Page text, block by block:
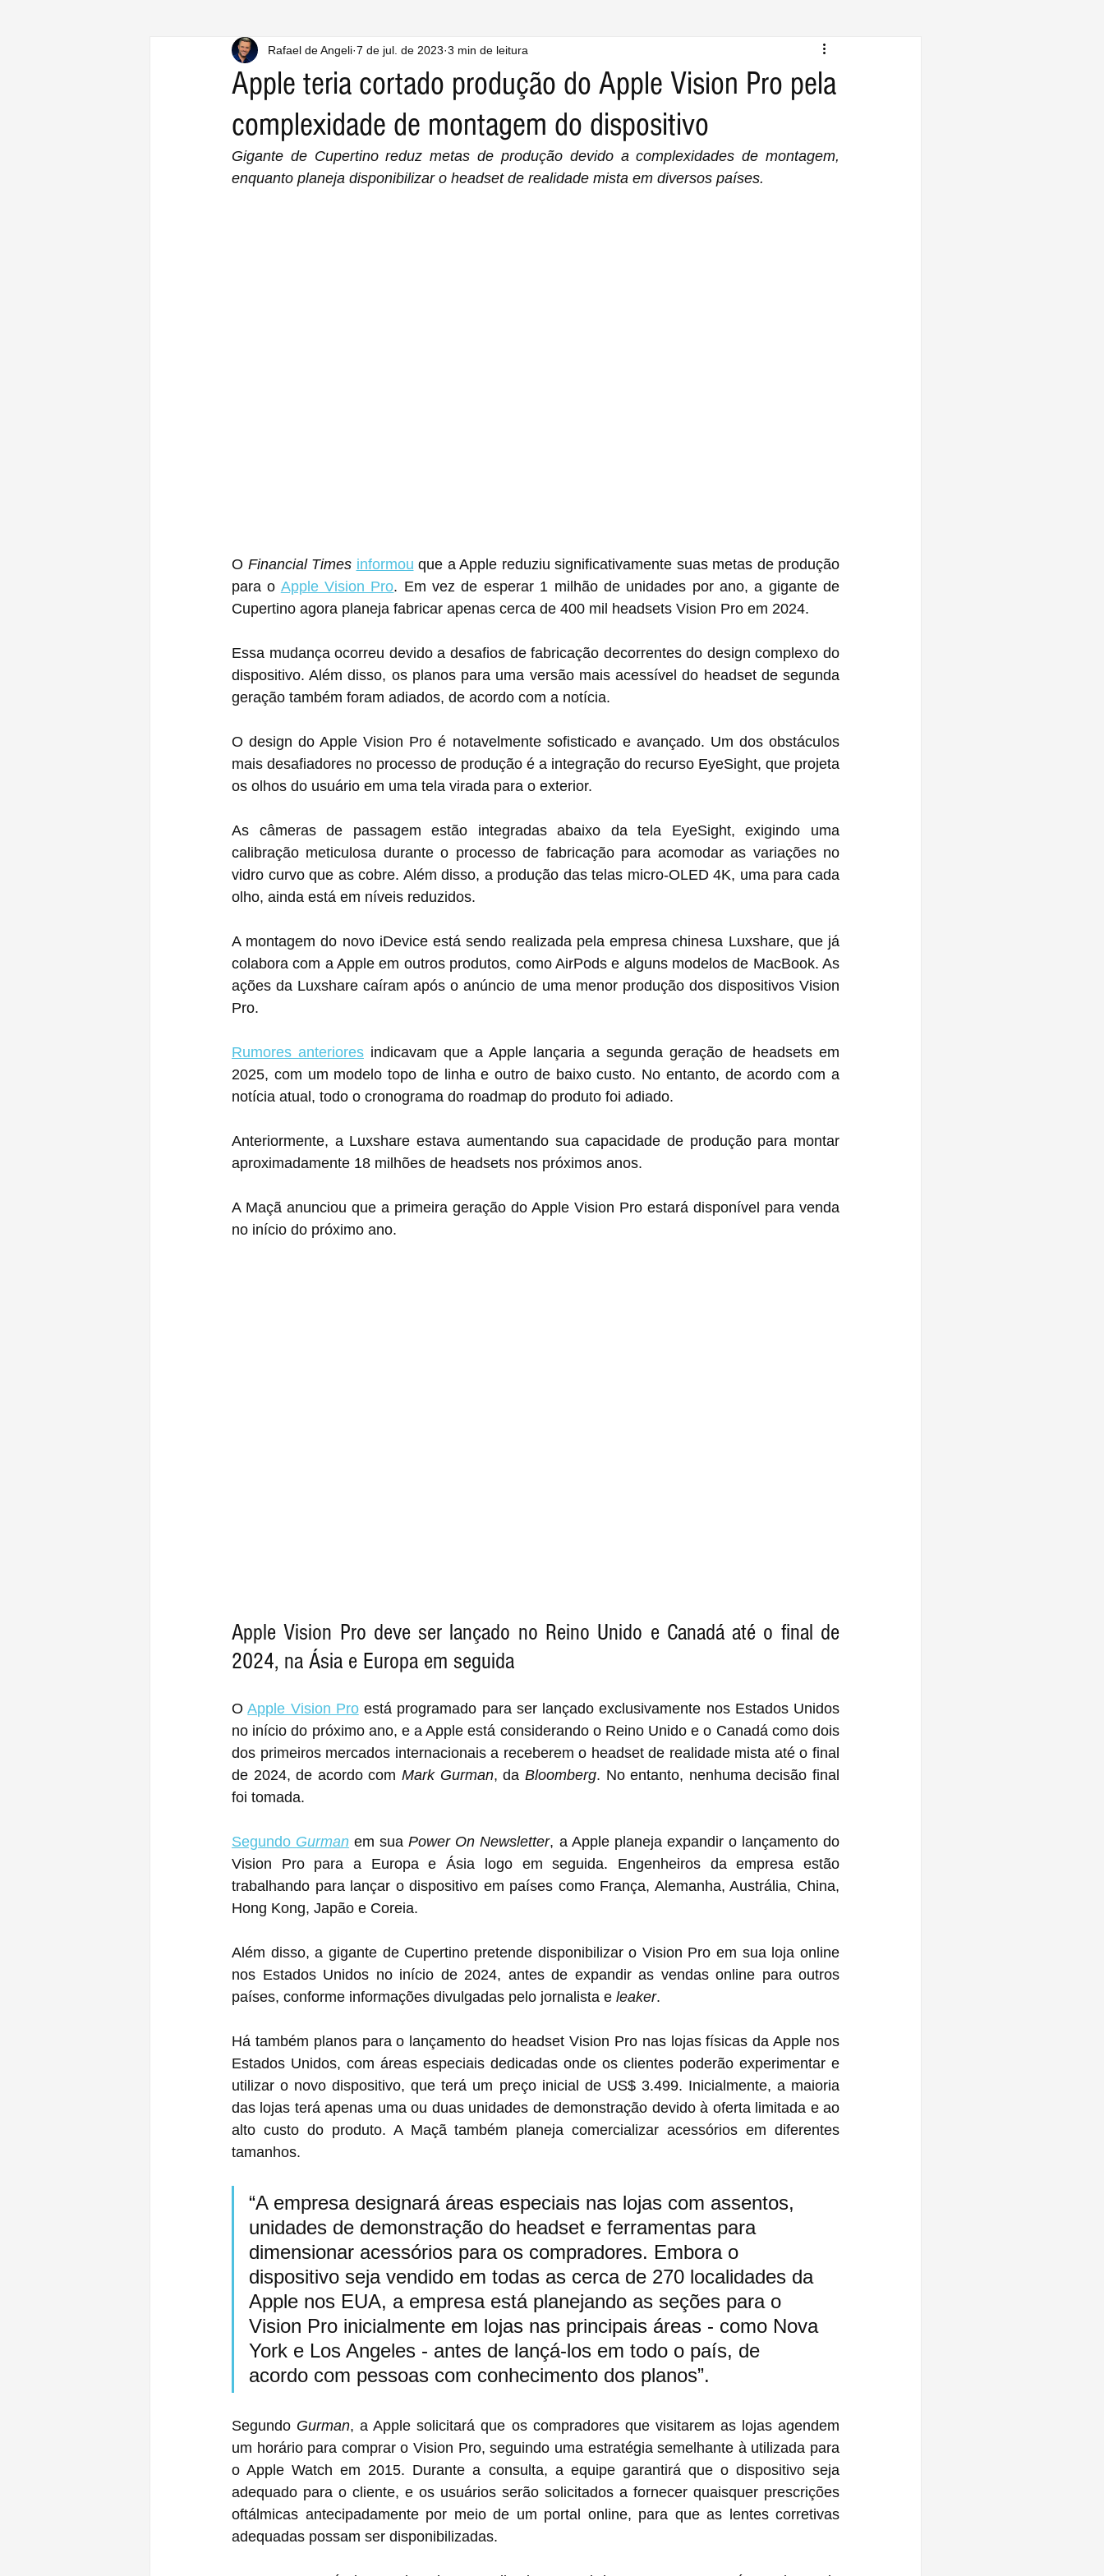
Apple teria cortado produção do Apple Vision Pro pela
complexidade de montagem do dispositivo
Rafael de Angeli 7 de jul. de 2023 3 min de leitura
Gigante de Cupertino reduz metas de produção devido a complexidades de montagem,
enquanto planeja disponibilizar o headset de realidade mista em diversos países.
O Financial Times informou que a Apple reduziu significativamente suas metas de produção
para o Apple Vision Pro. Em vez de esperar 1 milhão de unidades por ano, a gigante de
Cupertino agora planeja fabricar apenas cerca de 400 mil headsets Vision Pro em 2024.
Essa mudança ocorreu devido a desafios de fabricação decorrentes do design complexo do
dispositivo. Além disso, os planos para uma versão mais acessível do headset de segunda
geração também foram adiados, de acordo com a notícia.
O design do Apple Vision Pro é notavelmente sofisticado e avançado. Um dos obstáculos
mais desafiadores no processo de produção é a integração do recurso EyeSight, que projeta
os olhos do usuário em uma tela virada para o exterior.
As câmeras de passagem estão integradas abaixo da tela EyeSight, exigindo uma
calibração meticulosa durante o processo de fabricação para acomodar as variações no
vidro curvo que as cobre. Além disso, a produção das telas micro-OLED 4K, uma para cada
olho, ainda está em níveis reduzidos.
A montagem do novo iDevice está sendo realizada pela empresa chinesa Luxshare, que já
colabora com a Apple em outros produtos, como AirPods e alguns modelos de MacBook. As
ações da Luxshare caíram após o anúncio de uma menor produção dos dispositivos Vision
Pro.
Rumores anteriores indicavam que a Apple lançaria a segunda geração de headsets em
2025, com um modelo topo de linha e outro de baixo custo. No entanto, de acordo com a
notícia atual, todo o cronograma do roadmap do produto foi adiado.
Anteriormente, a Luxshare estava aumentando sua capacidade de produção para montar
aproximadamente 18 milhões de headsets nos próximos anos.
A Maçã anunciou que a primeira geração do Apple Vision Pro estará disponível para venda
no início do próximo ano.
Apple Vision Pro deve ser lançado no Reino Unido e Canadá até o final de
2024, na Ásia e Europa em seguida
O Apple Vision Pro está programado para ser lançado exclusivamente nos Estados Unidos
no início do próximo ano, e a Apple está considerando o Reino Unido e o Canadá como dois
dos primeiros mercados internacionais a receberem o headset de realidade mista até o final
de 2024, de acordo com Mark Gurman, da Bloomberg. No entanto, nenhuma decisão final
foi tomada.
Segundo Gurman em sua Power On Newsletter, a Apple planeja expandir o lançamento do
Vision Pro para a Europa e Ásia logo em seguida. Engenheiros da empresa estão
trabalhando para lançar o dispositivo em países como França, Alemanha, Austrália, China,
Hong Kong, Japão e Coreia.
Além disso, a gigante de Cupertino pretende disponibilizar o Vision Pro em sua loja online
nos Estados Unidos no início de 2024, antes de expandir as vendas online para outros
países, conforme informações divulgadas pelo jornalista e leaker.
Há também planos para o lançamento do headset Vision Pro nas lojas físicas da Apple nos
Estados Unidos, com áreas especiais dedicadas onde os clientes poderão experimentar e
utilizar o novo dispositivo, que terá um preço inicial de US$ 3.499. Inicialmente, a maioria
das lojas terá apenas uma ou duas unidades de demonstração devido à oferta limitada e ao
alto custo do produto. A Maçã também planeja comercializar acessórios em diferentes
tamanhos.
“A empresa designará áreas especiais nas lojas com assentos,
unidades de demonstração do headset e ferramentas para
dimensionar acessórios para os compradores. Embora o
dispositivo seja vendido em todas as cerca de 270 localidades da
Apple nos EUA, a empresa está planejando as seções para o
Vision Pro inicialmente em lojas nas principais áreas - como Nova
York e Los Angeles - antes de lançá-los em todo o país, de
acordo com pessoas com conhecimento dos planos”.
Segundo Gurman, a Apple solicitará que os compradores que visitarem as lojas agendem
um horário para comprar o Vision Pro, seguindo uma estratégia semelhante à utilizada para
o Apple Watch em 2015. Durante a consulta, a equipe garantirá que o dispositivo seja
adequado para o cliente, e os usuários serão solicitados a fornecer quaisquer prescrições
oftálmicas antecipadamente por meio de um portal online, para que as lentes corretivas
adequadas possam ser disponibilizadas.